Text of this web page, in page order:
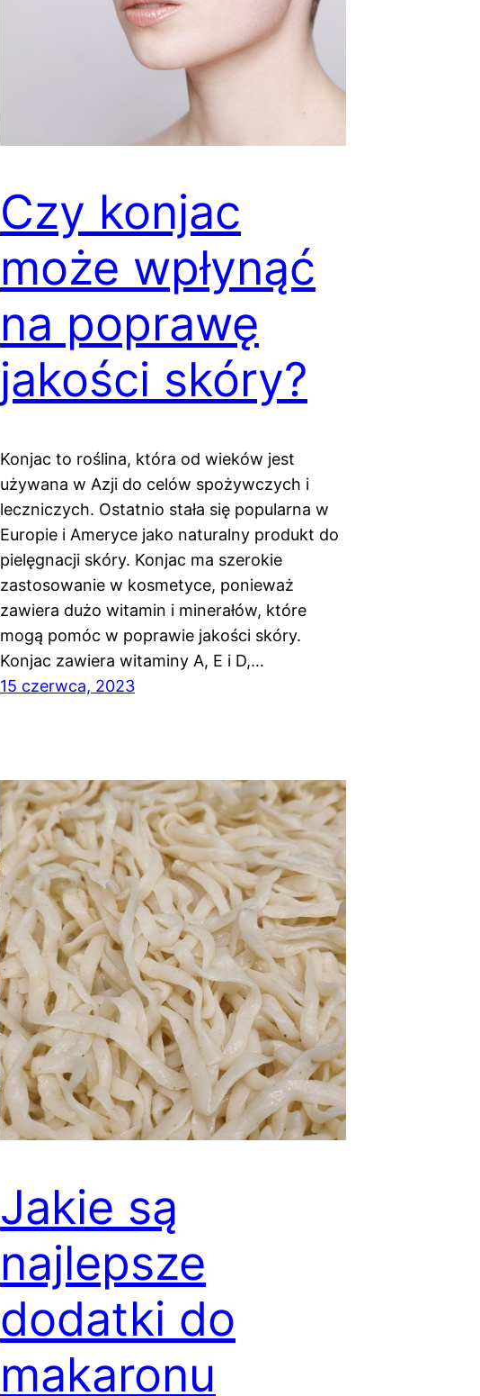
Czy konjac
może wpłynąć
na poprawę
jakości skóry?
Konjac to roślina, która od wieków jest
używana w Azji do celów spożywczych i
leczniczych. Ostatnio stała się popularna w
Europie i Ameryce jako naturalny produkt do
pielęgnacji skóry. Konjac ma szerokie
zastosowanie w kosmetyce, ponieważ
zawiera dużo witamin i minerałów, które
mogą pomóc w poprawie jakości skóry.
Konjac zawiera witaminy A, E i D,…
15 czerwca, 2023
Jakie są
najlepsze
dodatki do
makaronu